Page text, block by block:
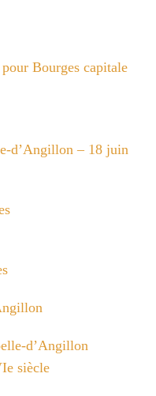
Bourges capitale
d’Angillon – 18 juin
d’Angillon
siècle